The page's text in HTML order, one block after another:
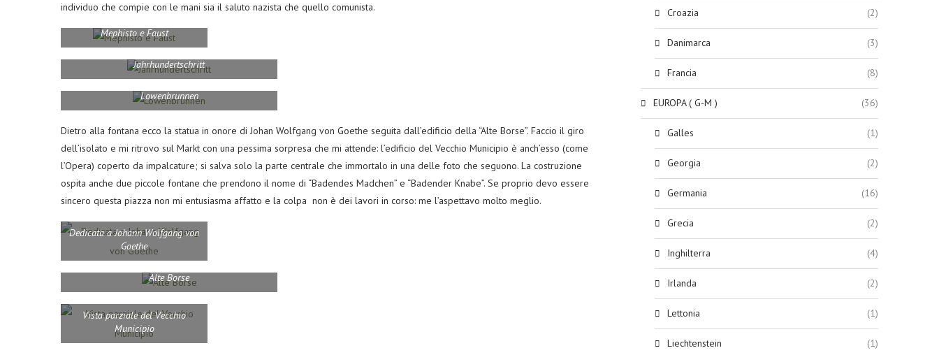
individuo che compie con le mani sia il saluto nazista che quello comunista.
Mephisto e Faust
Jahrhundertschritt
Lowenbrunnen
Dietro alla fontana ecco la statua in onore di Johan Wolfgang von Goethe seguita dall’edificio della “Alte Borse”. Faccio il giro
dell’isolato e mi ritrovo sul Markt con una pessima sorpresa che mi attende: l’edificio del Vecchio Municipio è anch’esso (come
l’Opera) coperto da impalcature; si salva solo la parte centrale che immortalo in una delle foto che seguono. La costruzione
ospita anche due piccole fontane che prendono il nome di “Badendes Madchen” e “Badender Knabe”. Se proprio devo essere
sincero questa piazza non mi entusiasma affatto e la colpa non è dei lavori in corso: me l’aspettavo molto meglio.
Dedicata a Johann Wolfgang von
Goethe
Alte Borse
Vista parziale del Vecchio
Municipio
Croazia (2)
Danimarca (3)
Francia (8)
EUROPA ( G-M ) (36)
Galles (1)
Georgia (2)
Germania (16)
Grecia (2)
Inghilterra (4)
Irlanda (2)
Lettonia (1)
Liechtenstein (1)